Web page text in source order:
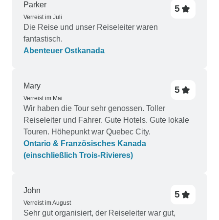
Parker
Verreist im Juli
5
Die Reise und unser Reiseleiter waren
fantastisch.
Abenteuer Ostkanada
Mary
Verreist im Mai
5
Wir haben die Tour sehr genossen. Toller
Reiseleiter und Fahrer. Gute Hotels. Gute lokale
Touren. Höhepunkt war Quebec City.
Ontario & Französisches Kanada
(einschließlich Trois-Rivieres)
John
Verreist im August
5
Sehr gut organisiert, der Reiseleiter war gut,